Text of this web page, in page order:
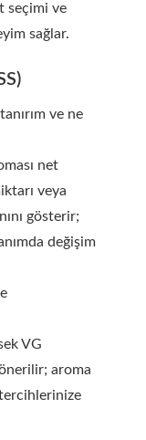
seçimi ve
sağlar.
ve ne
net
veya
gösterir;
değişim
VG
aroma